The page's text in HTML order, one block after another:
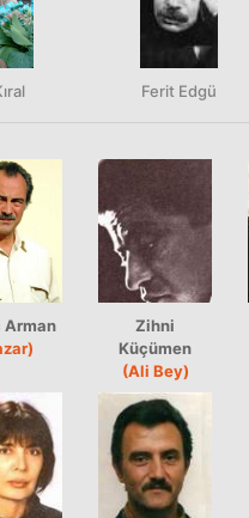
Ferit Edgü
Arman
Zihni
Küçümen
(Ali Bey)